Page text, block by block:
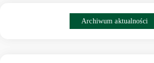
Archiwum aktualności